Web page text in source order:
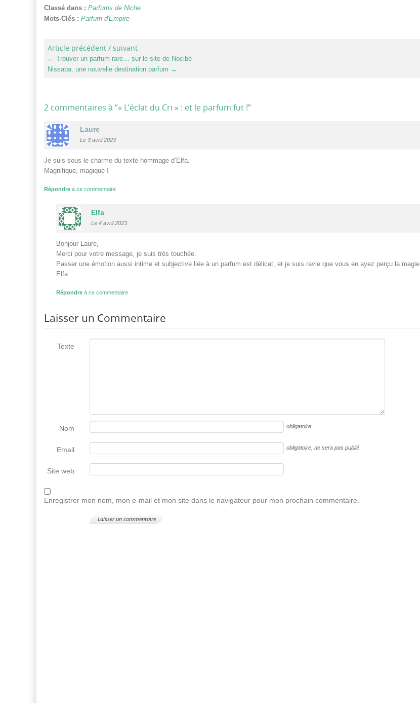
Classé dans : Parfums de Niche
Mots-Clés : Parfum d'Empire
Article précédent / suivant
← Trouver un parfum rare… sur le site de Nocibé
Nissaba, une nouvelle destination parfum →
2 commentaires à “« L’éclat du Cri » : et le parfum fut !”
Laure
Le 3 avril 2023
Je suis sous le charme du texte hommage d’Elfa.
Magnifique, magique !
Répondre à ce commentaire
Elfa
Le 4 avril 2023
Bonjour Laure,
Merci pour votre message, je suis très touchée.
Passer une émotion aussi intime et subjective liée à un parfum est délicat, et je suis ravie que vous en ayez perçu la magie.
Elfa
Répondre à ce commentaire
Laisser un Commentaire
Texte
Nom obligatoire
Email obligatoire , ne sera pas publié
Site web
Enregistrer mon nom, mon e-mail et mon site dans le navigateur pour mon prochain commentaire.